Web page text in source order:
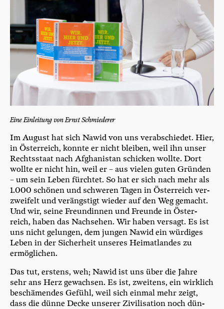
Eine Ein­lei­tung von Ernst Schmiederer
Im August hat sich Nawid von uns ver­ab­schie­det. Hier,
in Öster­reich, konn­te er nicht blei­ben, weil ihn unser
Rechts­staat nach Afgha­ni­stan schi­cken woll­te. Dort
woll­te er nicht hin, weil er – aus vie­len guten Grün­den
– um sein Leben fürch­tet. So hat er sich nach mehr als
1.000 schö­nen und schwe­ren Tagen in Öster­reich ver­
zwei­felt und ver­ängs­tigt wie­der auf den Weg gemacht.
Und wir, sei­ne Freun­din­nen und Freun­de in Öster­
reich, haben das Nach­se­hen. Wir haben ver­sagt. Es ist
uns nicht gelun­gen, dem jun­gen Nawid ein wür­di­ges
Leben in der Sicher­heit unse­res Hei­mat­lan­des zu
ermöglichen.
Das tut, ers­tens, weh; Nawid ist uns über die Jah­re
sehr ans Herz gewach­sen. Es ist, zwei­tens, ein wirk­lich
beschä­men­des Gefühl, weil sich ein­mal mehr zeigt,
dass die dün­ne Decke unse­rer Zivi­li­sa­ti­on noch dün­